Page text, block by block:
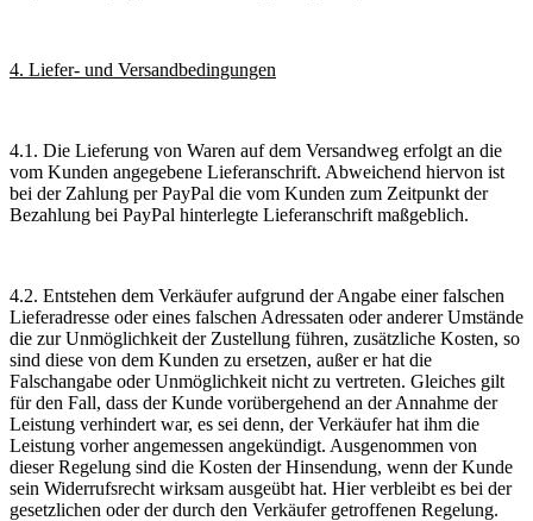
4. Liefer- und Versandbedingungen
4.1. Die Lieferung von Waren auf dem Versandweg erfolgt an die
vom Kunden angegebene Lieferanschrift. Abweichend hiervon ist
bei der Zahlung per PayPal die vom Kunden zum Zeitpunkt der
Bezahlung bei PayPal hinterlegte Lieferanschrift maßgeblich.
4.2. Entstehen dem Verkäufer aufgrund der Angabe einer falschen
Lieferadresse oder eines falschen Adressaten oder anderer Umstände
die zur Unmöglichkeit der Zustellung führen, zusätzliche Kosten, so
sind diese von dem Kunden zu ersetzen, außer er hat die
Falschangabe oder Unmöglichkeit nicht zu vertreten. Gleiches gilt
für den Fall, dass der Kunde vorübergehend an der Annahme der
Leistung verhindert war, es sei denn, der Verkäufer hat ihm die
Leistung vorher angemessen angekündigt. Ausgenommen von
dieser Regelung sind die Kosten der Hinsendung, wenn der Kunde
sein Widerrufsrecht wirksam ausgeübt hat. Hier verbleibt es bei der
gesetzlichen oder der durch den Verkäufer getroffenen Regelung.